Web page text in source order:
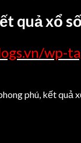
quả xổ
wp-
phú, kết